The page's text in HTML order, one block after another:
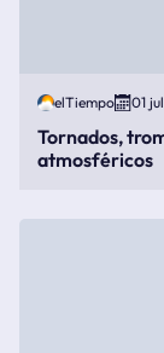
elTiempo 01
Tornados,
atmosféricos